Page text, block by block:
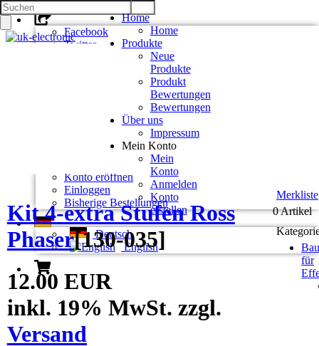
Facebook
Twitter
Unsere AGB
Zahlung und Versand
Privatsphäre und Datenschutz
Konto eröffnen
Einloggen
Bisherige Bestellungen
Deutsch
English
Home
Home
Produkte
Neue
Produkte
Produkt
Bewertungen
Bewertungen
Über uns
Impressum
Mein Konto
Mein
Konto
Anmelden
Konto
erstellen
Kit 4-extra Stufen Ross
Phaser[130-035]
12.00 EUR
inkl. 19% MwSt. zzgl.
Versand
Merkliste
0 Artikel
für